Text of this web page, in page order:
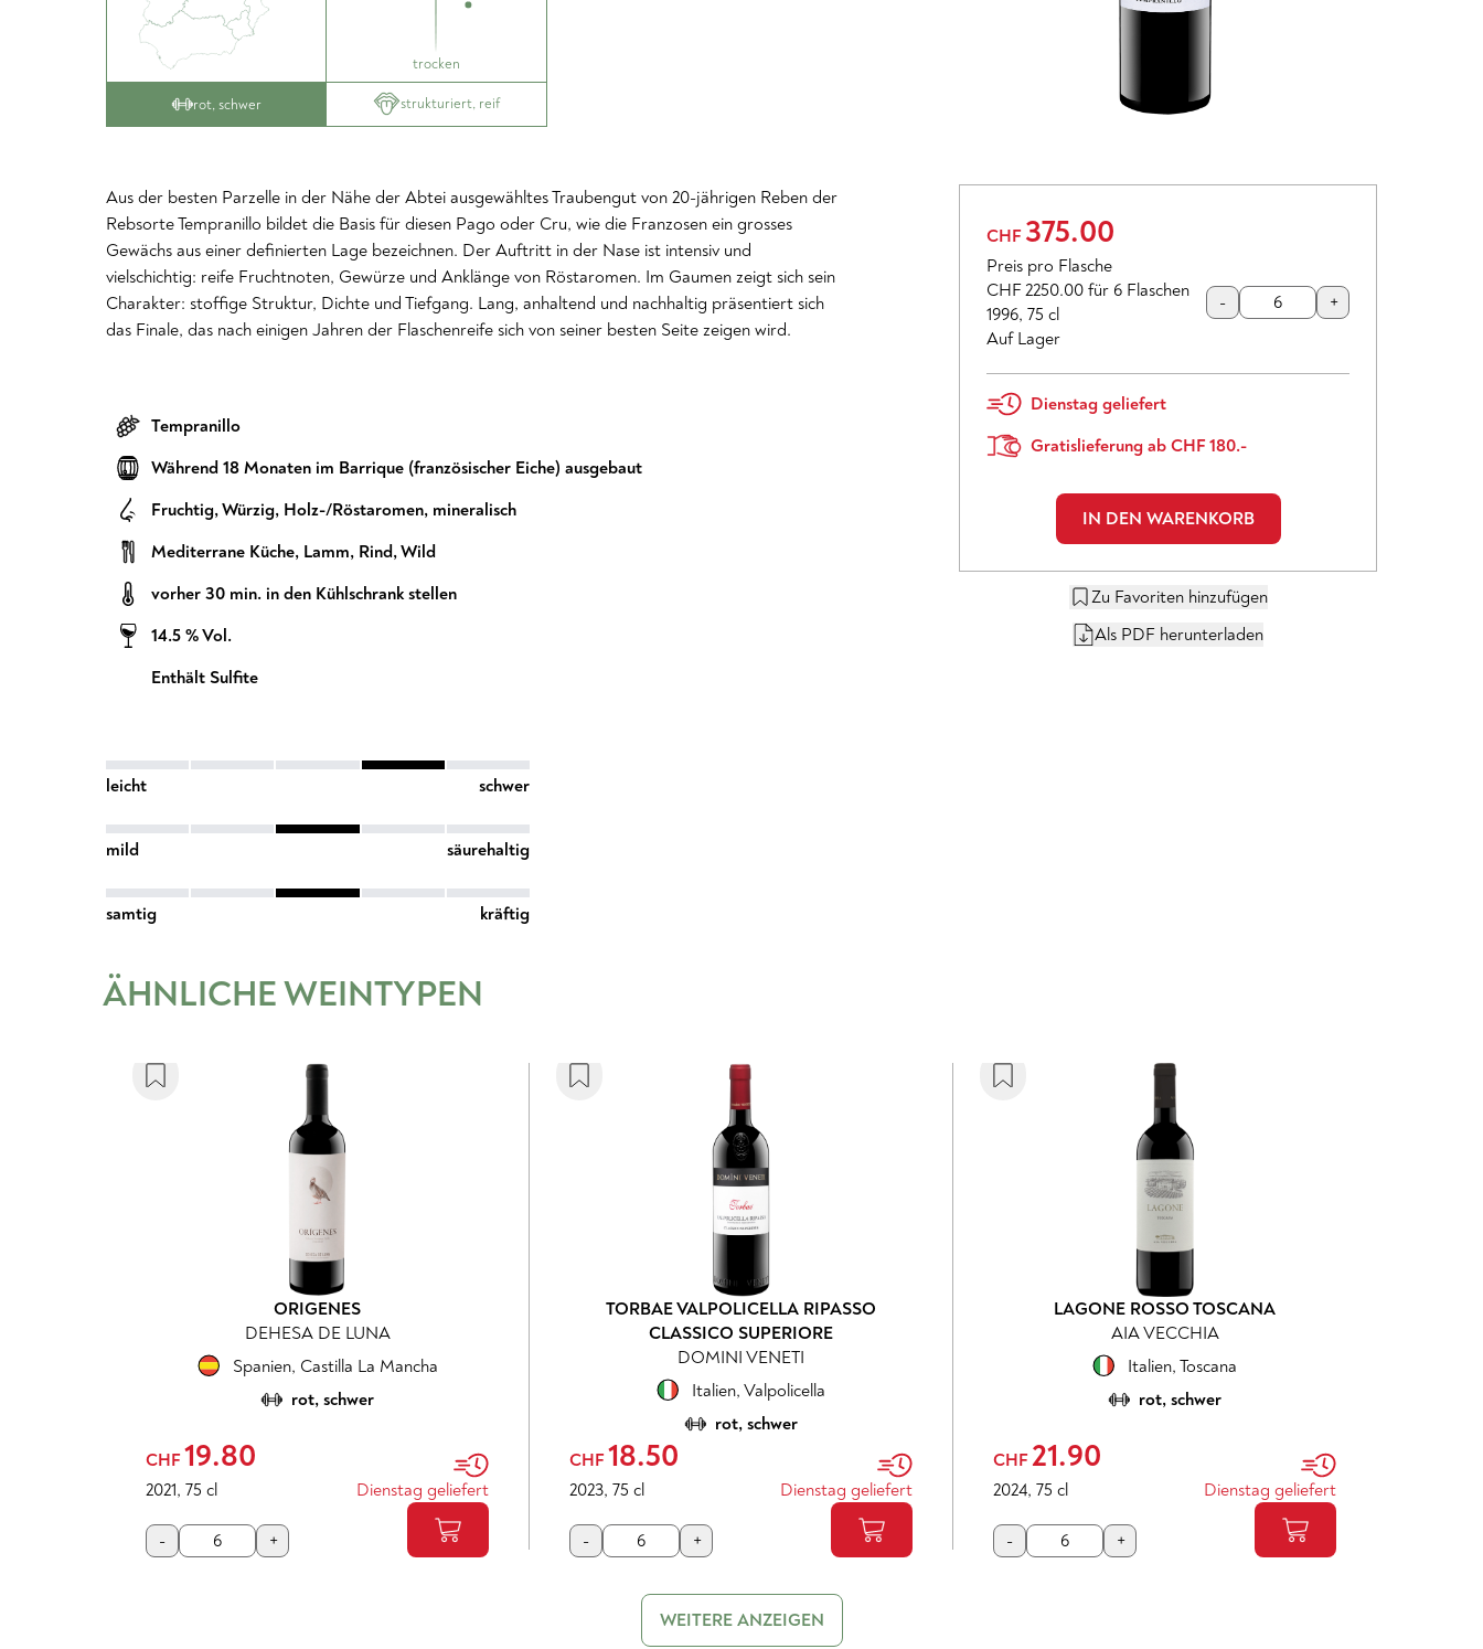
trocken
rot, schwer strukturiert, reif
CHF 375.00
Preis pro Flasche
CHF 2250.00 für 6 Flaschen
1996,75 cl
Auf Lager
- +
Dienstag geliefert
Gratislieferung ab CHF 180.-
IN DEN WARENKORB
Zu Favoriten hinzufügen
Als PDF herunterladen
Aus der besten Parzelle in der Nähe der Abtei ausgewähltes Traubengut von 20-jährigen Reben der
Rebsorte Tempranillo bildet die Basis für diesen Pago oder Cru, wie die Franzosen ein grosses
Gewächs aus einer definierten Lage bezeichnen. Der Auftritt in der Nase ist intensiv und
vielschichtig: reife Fruchtnoten, Gewürze und Anklänge von Röstaromen. Im Gaumen zeigt sich sein
Charakter: stoffige Struktur, Dichte und Tiefgang. Lang, anhaltend und nachhaltig präsentiert sich
das Finale, das nach einigen Jahren der Flaschenreife sich von seiner besten Seite zeigen wird.
Tempranillo
Während 18 Monaten im Barrique (französischer Eiche) ausgebaut
Fruchtig,Würzig, Holz-/Röstaromen, mineralisch
Mediterrane Küche, Lamm, Rind,Wild
vorher 30 min. in den Kühlschrank stellen
14.5 % Vol.
Enthält Sulfite
leicht schwer
mild säurehaltig
samtig kräftig
ÄHNLICHE WEINTYPEN
ORIGENES
DEHESA DE LUNA
Spanien, Castilla La Mancha
rot, schwer
CHF 19.80
2021, 75 cl Dienstag geliefert
- +
TORBAE VALPOLICELLA RIPASSO
CLASSICO SUPERIORE
DOMINI VENETI
Italien, Valpolicella
rot, schwer
CHF 18.50
2023, 75 cl Dienstag geliefert
- +
LAGONE ROSSO TOSCANA
AIA VECCHIA
Italien,Toscana
rot, schwer
CHF 21.90
2024, 75 cl Dienstag geliefert
- +
WEITERE ANZEIGEN